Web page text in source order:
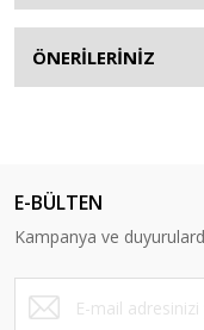
ÖNERİLERİNİZ
E-BÜLTEN
Kampanya ve